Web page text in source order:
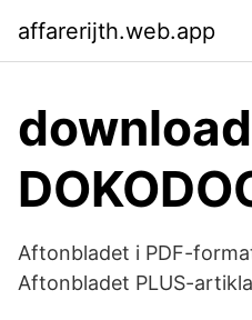
affarerijth.web.app
Aftonbladet i PDF-
Aftonbladet PLUS-